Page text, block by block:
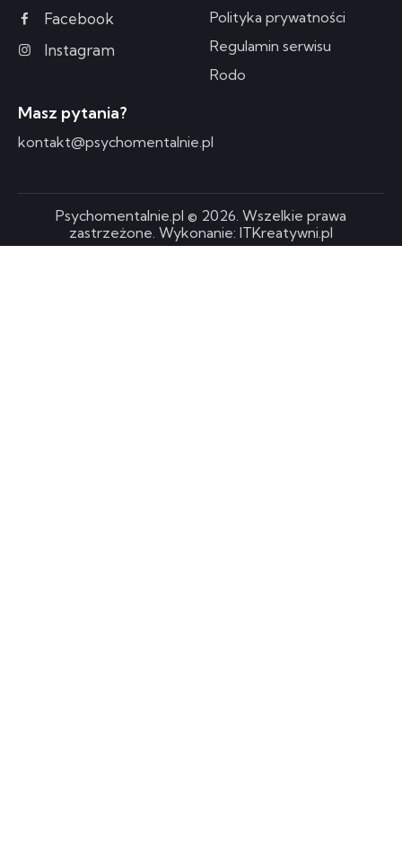
Facebook
Instagram
Polityka prywatności
Regulamin serwisu
Rodo
Masz pytania?
kontakt@psychomentalnie.pl
Psychomentalnie.pl © 2026. Wszelkie prawa
zastrzeżone. Wykonanie: ITKreatywni.pl